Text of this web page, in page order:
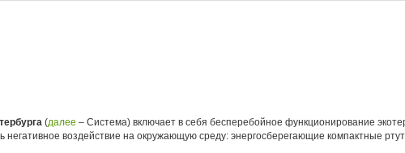
(далее – Система) включает в себя бесперебойное функционирование
воздействие на окружающую среду: энергосберегающие компактные